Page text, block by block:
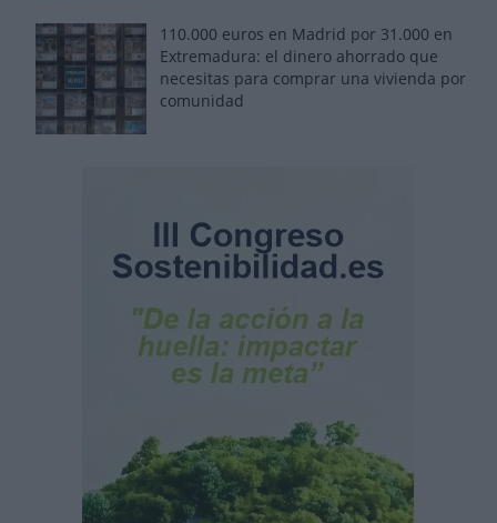
110.000 euros en Madrid por 31.000 en
Extremadura: el dinero ahorrado que
necesitas para comprar una vivienda por
comunidad